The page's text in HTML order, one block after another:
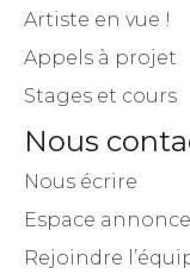
Artiste en vue !
Appels à projet
Stages et cours
Nous
Nous écrire
Espace
Rejoindre